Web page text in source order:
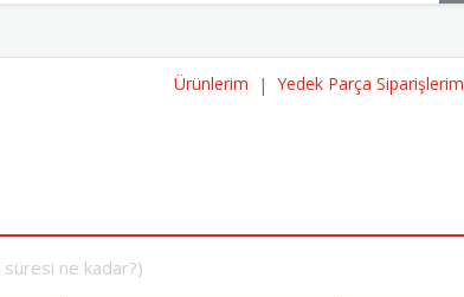
Ürünlerim Yedek Parça Siparişlerim